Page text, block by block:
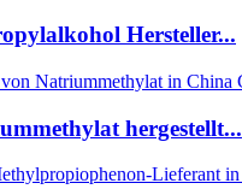
Hersteller...
hergestellt...